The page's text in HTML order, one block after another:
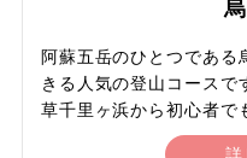
側斜面一面に約3万株の
す。登山には往復で約4
価値がある美しい風景で
阿蘇五岳のひとつである
きる人気の登山コースで
草千里ヶ浜から初心者で
1,337mで、展望がよい
詳